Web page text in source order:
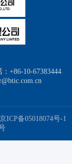
+86-10-67383444
京ICP备05018074号-1